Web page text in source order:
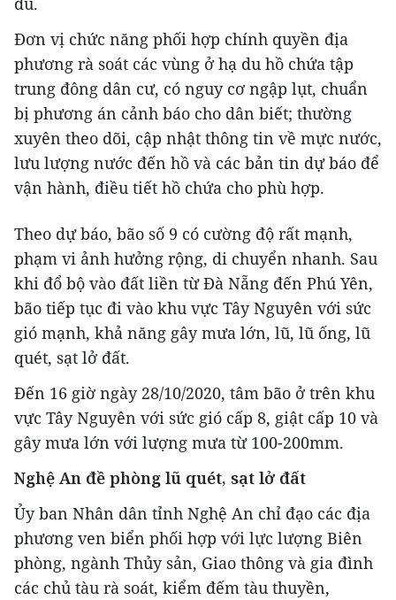
Đơn vị chức năng phối hợp chính quyền địa
phương rà soát các vùng ở hạ du hồ chứa tập
trung đông dân cư, có nguy cơ ngập lụt, chuẩn
bị phương án cảnh báo cho dân biết; thường
xuyên theo dõi, cập nhật thông tin về mực nước,
lưu lượng nước đến hồ và các bản tin dự báo để
vận hành, điều tiết hồ chứa cho phù hợp.
Theo dự báo, bão số 9 có cường độ rất mạnh,
phạm vi ảnh hưởng rộng, di chuyển nhanh. Sau
khi đổ bộ vào đất liền từ Đà Nẵng đến Phú Yên,
bão tiếp tục đi vào khu vực Tây Nguyên với sức
gió mạnh, khả năng gây mưa lớn, lũ, lũ ống, lũ
quét, sạt lở đất.
Đến 16 giờ ngày 28/10/2020, tâm bão ở trên khu
vực Tây Nguyên với sức gió cấp 8, giật cấp 10 và
gây mưa lớn với lượng mưa từ 100-200mm.
Nghệ An đề phòng lũ quét, sạt lở đất
Ủy ban Nhân dân tỉnh Nghệ An chỉ đạo các địa
phương ven biển phối hợp với lực lượng Biên
phòng, ngành Thủy sản, Giao thông và gia đình
các chủ tàu rà soát, kiểm đếm tàu thuyền,